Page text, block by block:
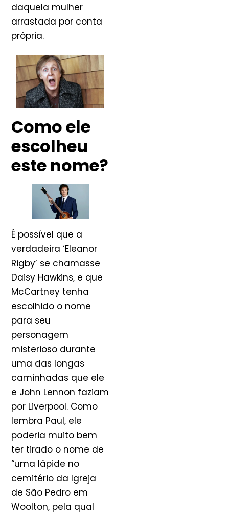
daquela mulher
arrastada por conta
própria.
Como ele
escolheu
este nome?
É possível que a
verdadeira ‘Eleanor
Rigby’ se chamasse
Daisy Hawkins, e que
McCartney tenha
escolhido o nome
para seu
personagem
misterioso durante
uma das longas
caminhadas que ele
e John Lennon faziam
por Liverpool. Como
lembra Paul, ele
poderia muito bem
ter tirado o nome de
“uma lápide no
cemitério da Igreja
de São Pedro em
Woolton, pela qual